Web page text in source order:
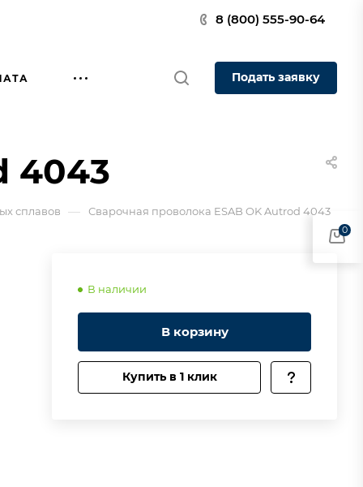
8 (800) 555-90-64
Подать заявку
4043
сплавов — Сварочная проволока ESAB OK Autrod 4043
В наличии
В корзину
Купить в 1 клик
0